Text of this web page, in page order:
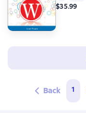
$35.99
Back 1